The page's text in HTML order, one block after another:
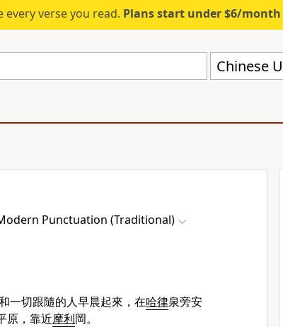
verse you read. Plans start under $6/month
Punctuation (Traditional)
一切跟隨的人早晨起來，在哈律泉旁安
原，靠近摩利岡。